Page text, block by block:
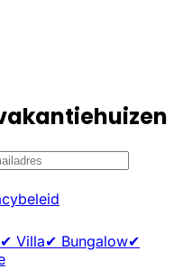
✔ Villa✔ Bungalow✔